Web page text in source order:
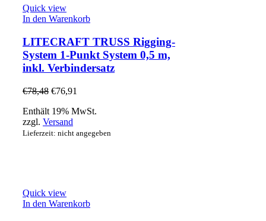
Quick view
In den Warenkorb
LITECRAFT TRUSS Rigging-
System 1-Punkt System 0,5 m,
inkl. Verbindersatz
€78,48 €76,91
Enthält 19% MwSt.
zzgl. Versand
Lieferzeit: nicht angegeben
Quick view
In den Warenkorb